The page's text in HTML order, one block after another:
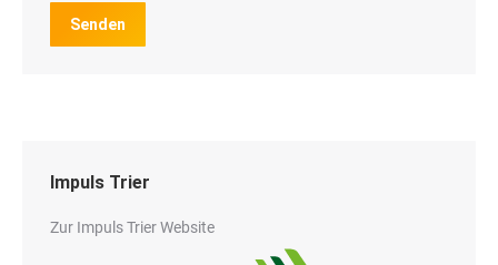
Senden
Impuls Trier
Zur Impuls Trier Website